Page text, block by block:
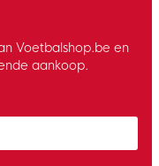
Voetbalshop.be en
aankoop.
policy to subscribe to